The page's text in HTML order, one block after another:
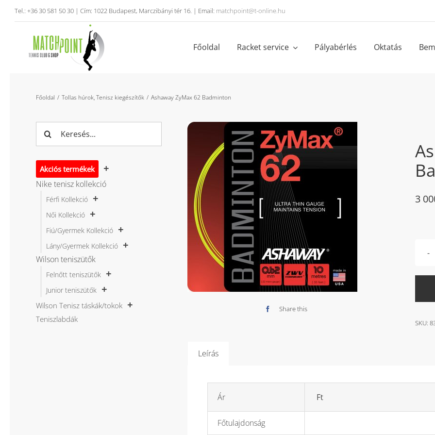
KihagyásTel.: +36 30 581 50 30 | Cím: 1022 Budapest, Marczibányi tér 16. | Email: matchpoint@t-online.hu
Főoldal Racket service Pályabérlés Oktatás
Főoldal Tollas húrok Tenisz kiegészítők Ashaway ZyMax 62 Badminton
Akciós termékek
Nike tenisz kollekció
Férfi Kollekció
Női Kollekció
Fiú/Gyermek Kollekció
Lány/Gyermek Kollekció
Wilson teniszütők
Felnőtt teniszütők
Junior teniszütők
Wilson Tenisz táskák/tokok
Teniszlabdák
Share this
3
SKU:
Leírás
Ár Ft
Főtulajdonság